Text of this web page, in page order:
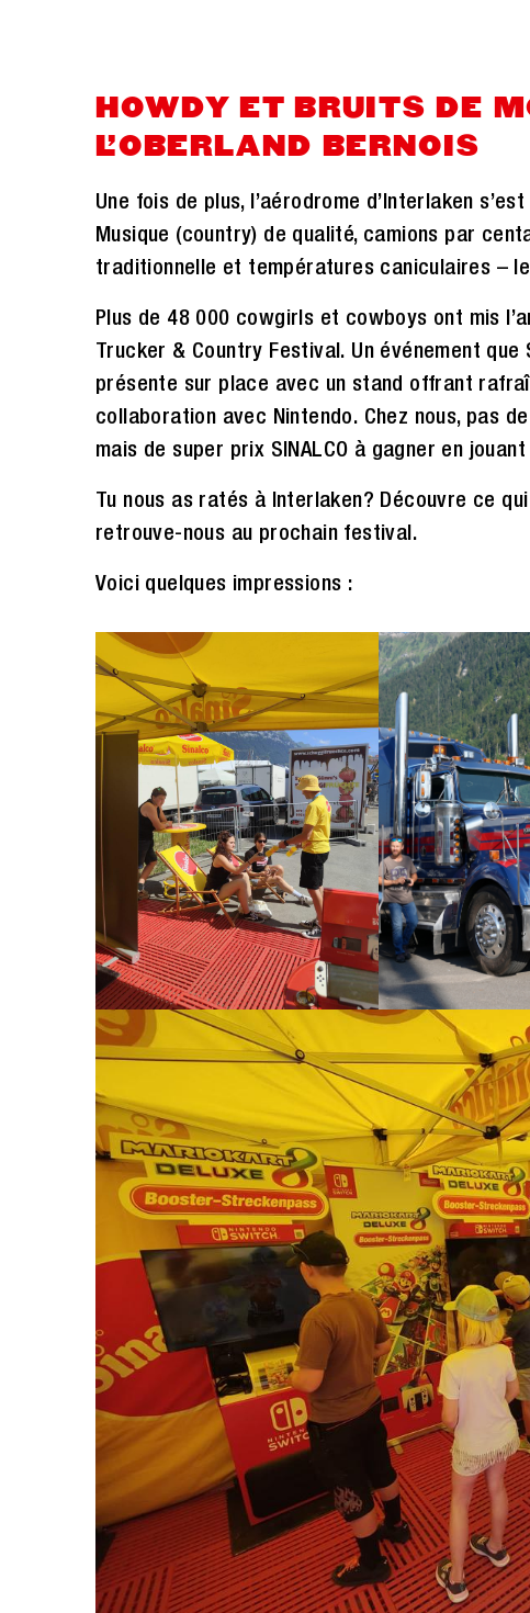
HOWDY ET BRUITS DE
L’OBERLAND BERNOIS
Une fois de plus, l’aérodrome d’Interlaken
Musique (country) de qualité, camions par
traditionnelle et températures caniculaires –
Plus de 48 000 cowgirls et cowboys ont mis
Trucker & Country Festival. Un événement que
présente sur place avec un stand offrant
collaboration avec Nintendo. Chez nous, pas
mais de super prix SINALCO à gagner en
Tu nous as ratés à Interlaken? Découvre ce
retrouve-nous au prochain festival.
Voici quelques impressions :